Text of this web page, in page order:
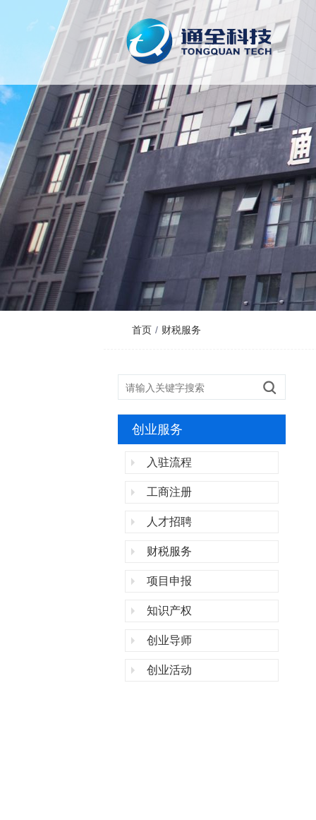
首页 / 财税服务
创业服务
入驻流程
工商注册
人才招聘
财税服务
项目申报
知识产权
创业导师
创业活动